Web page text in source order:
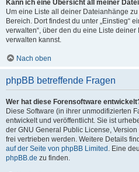
Kann ich eine Übersicht all meiner
Um eine Liste all deiner Dateianhänge
Bereich. Dort findest du unter „Einstieg“
verwalten“, über den du eine Liste
verwalten kannst.
Nach oben
phpBB betreffende Fragen
Wer hat diese Forensoftware
Diese Software (in ihrer unmodifizierten
entwickelt und veröffentlicht. Sie ist
der GNU General Public License,
frei vertrieben werden. Weitere Details
auf der Seite von phpBB Limited . Eine
phpBB.de zu finden.